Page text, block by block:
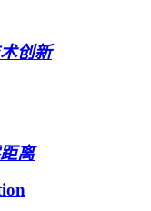
创新
离